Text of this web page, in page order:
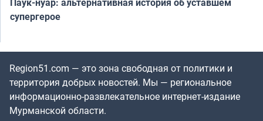
супергерое
Region51.com — это зона свободная от политики и
территория добрых новостей. Мы — региональное
информационно-развлекательное интернет-издание
Мурманской области.